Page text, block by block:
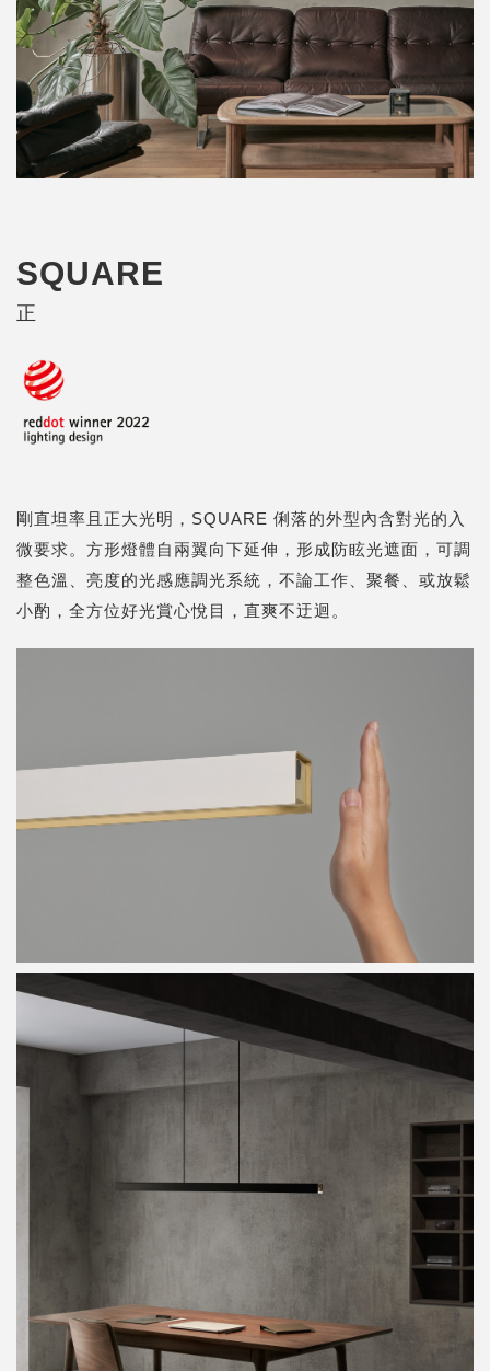
SQUARE
正
剛直坦率且正大光明，SQUARE 俐落的外型內含對光的入
微要求。方形燈體自兩翼向下延伸，形成防眩光遮面，可調
整色溫、亮度的光感應調光系統，不論工作、聚餐、或放鬆
小酌，全方位好光賞心悅目，直爽不迂迴。